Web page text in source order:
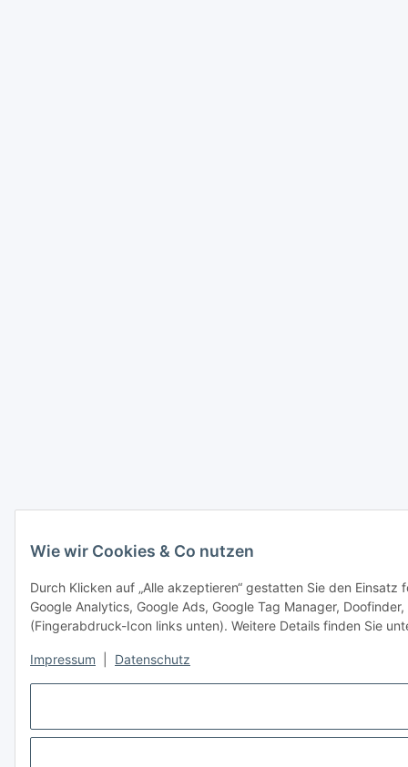
Wie wir Cookies & Co nutzen
Durch Klicken auf „Alle akzeptieren“ gestatten Sie den
Google Analytics, Google Ads, Google Tag Manager,
(Fingerabdruck-Icon links unten). Weitere Details finden Sie
Impressum Datenschutz